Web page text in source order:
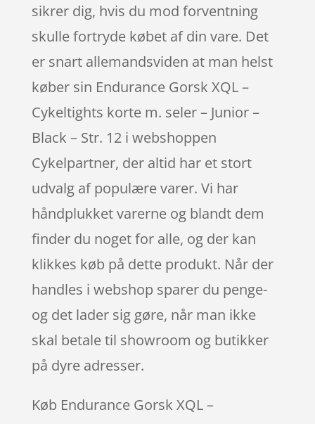
sikrer dig, hvis du mod forventning
skulle fortryde købet af din vare. Det
er snart allemandsviden at man helst
køber sin Endurance Gorsk XQL –
Cykeltights korte m. seler – Junior –
Black – Str. 12 i webshoppen
Cykelpartner, der altid har et stort
udvalg af populære varer. Vi har
håndplukket varerne og blandt dem
finder du noget for alle, og der kan
klikkes køb på dette produkt. Når der
handles i webshop sparer du penge-
og det lader sig gøre, når man ikke
skal betale til showroom og butikker
på dyre adresser.
Køb Endurance Gorsk XQL –